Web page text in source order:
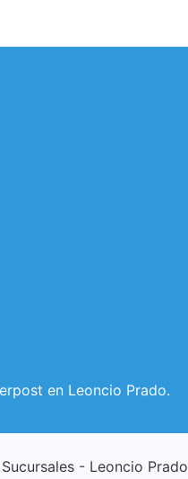
en Leoncio Prado.
Sucursales - Leoncio Prado